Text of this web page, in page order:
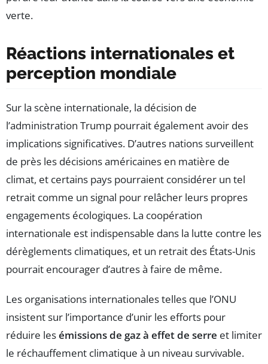
verte.
Réactions internationales et
perception mondiale
Sur la scène internationale, la décision de
l’administration Trump pourrait également avoir des
implications significatives. D’autres nations surveillent
de près les décisions américaines en matière de
climat, et certains pays pourraient considérer un tel
retrait comme un signal pour relâcher leurs propres
engagements écologiques. La coopération
internationale est indispensable dans la lutte contre les
dérèglements climatiques, et un retrait des États-Unis
pourrait encourager d’autres à faire de même.
Les organisations internationales telles que l’ONU
insistent sur l’importance d’unir les efforts pour
réduire lesémissions de gaz à effet de serre et limiter
le réchauffement climatique à un niveau survivable.